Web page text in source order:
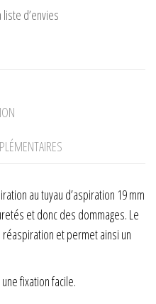
d’envies
au tuyau d’aspiration 19 mm
et donc des dommages. Le
et permet ainsi un
fixation facile.